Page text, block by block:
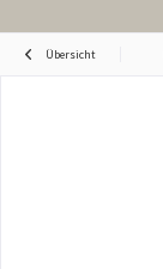
Übersicht